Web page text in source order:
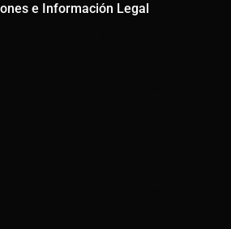
e Información Legal